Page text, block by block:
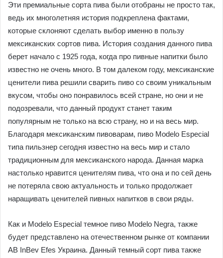
Эти премиальные сорта пива были отобраны не просто так,
ведь их многолетняя история подкреплена фактами,
которые склоняют сделать выбор именно в пользу
мексиканских сортов пива. История создания данного пива
берет начало с 1925 года, когда про пивные напитки было
известно не очень много. В том далеком году, мексиканские
ценители пива решили сварить пиво со своим уникальным
вкусом, чтобы оно понравилось всей стране, но они и не
подозревали, что данный продукт станет таким
популярным не только на всю страну, но и на весь мир.
Благодаря мексиканским пивоварам, пиво Modelo Especial
типа пильзнер сегодня известно на весь мир и стало
традиционным для мексиканского народа. Данная марка
настолько нравится ценителям пива, что она и по сей день
не потеряла свою актуальность и только продолжает
наращивать ценителей пивных напитков в свои ряды.
Как и Modelo Especial темное пиво Modelo Negra, также
будет представлено на отечественном рынке от компании
AB InBev Efes Украина. Данный темный сорт пива также